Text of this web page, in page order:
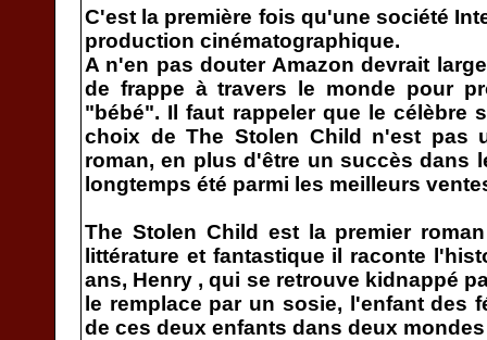
C'est la première fois qu'une société
production cinématographique.
A n'en pas douter Amazon devrait
de frappe à travers le monde pour
"bébé". Il faut rappeler que le célèbre
choix de The Stolen Child n'est pas
roman, en plus d'être un succès dans
longtemps été parmi les meilleurs
The Stolen Child est la premier
littérature et fantastique il raconte
ans, Henry , qui se retrouve kidnappé
le remplace par un sosie, l'enfant des
de ces deux enfants dans deux